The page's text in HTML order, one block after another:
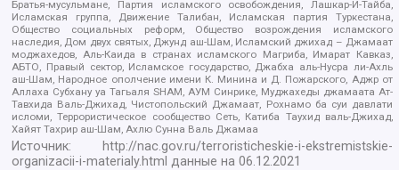
Братья-мусульмане, Партия исламского освобождения, Лашкар-И-Тайба,
Исламская группа, Движение Талибан, Исламская партия Туркестана,
Общество социальных реформ, Общество возрождения исламского
наследия, Дом двух святых, Джунд аш-Шам, Исламский джихад – Джамаат
моджахедов, Аль-Каида в странах исламского Магриба, Имарат Кавказ,
АБТО, Правый сектор, Исламское государство, Джабха аль-Нусра ли-Ахль
аш-Шам, Народное ополчение имени К. Минина и Д. Пожарского, Аджр от
Аллаха Субхану уа Тагьаля SHAM, АУМ Синрике, Муджахеды джамаата Ат-
Тавхида Валь-Джихад, Чистопольский Джамаат, Рохнамо ба суи давлати
исломи, Террористическое сообщество Сеть, Катиба Таухид валь-Джихад,
Хайят Тахрир аш-Шам, Ахлю Сунна Валь Джамаа
Источник:
http://nac.gov.ru/terroristicheskie-i-ekstremistskie-
organizacii-i-materialy.html данные на06.12.2021